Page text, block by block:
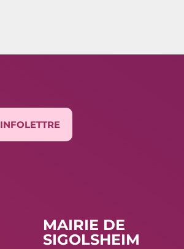
INFOLETTRE
MAIRIE DE
SIGOLSHEIM